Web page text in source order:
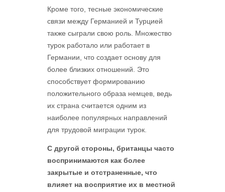
Кроме того, тесные экономические
связи между Германией и Турцией
также сыграли свою роль. Множество
турок работало или работает в
Германии, что создает основу для
более близких отношений. Это
способствует формированию
положительного образа немцев, ведь
их страна считается одним из
наиболее популярных направлений
для трудовой миграции турок.
С другой стороны, британцы часто
воспринимаются как более
закрытые и отстраненные, что
влияет на восприятие их в местной